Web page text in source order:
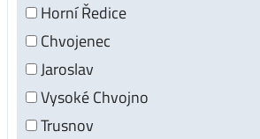
Horní Ředice
Chvojenec
Jaroslav
Vysoké Chvojno
Trusnov